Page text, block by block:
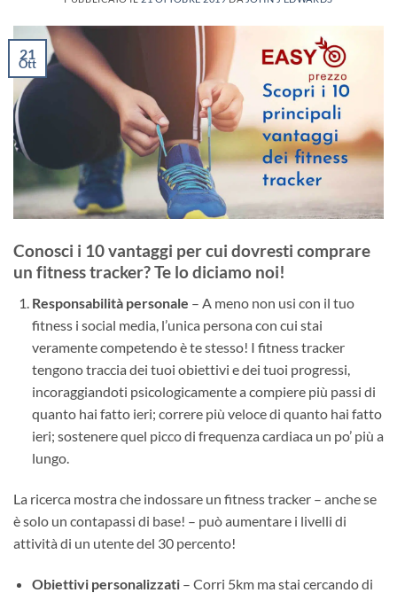
21
Ott
Conosci i 10 vantaggi per cui dovresti comprare
un fitness tracker? Te lo diciamo noi!
Responsabilità personale – A meno non usi con il tuo
fitness i social media, l’unica persona con cui stai
veramente competendo è te stesso! I fitness tracker
tengono traccia dei tuoi obiettivi e dei tuoi progressi,
incoraggiandoti psicologicamente a compiere più passi di
quanto hai fatto ieri; correre più veloce di quanto hai fatto
ieri; sostenere quel picco di frequenza cardiaca un po’ più a
lungo.
La ricerca mostra che indossare un fitness tracker – anche se
è solo un contapassi di base! – può aumentare i livelli di
attività di un utente del 30 percento!
Obiettivi personalizzati– Corri 5km ma stai cercando di